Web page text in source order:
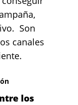
Son
canales
los